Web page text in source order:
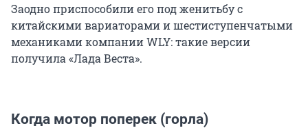
Заодно приспособили его под женитьбу с
китайскими вариаторами и шестиступенчатыми
механиками компании WLY: такие версии
получила «Лада Веста».
Когда мотор поперек (горла)